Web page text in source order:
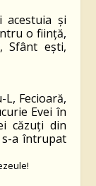
acestuia și
o ființă,
Sfânt ești,
Fecioară,
Evei în
căzuți din
s-a întrupat